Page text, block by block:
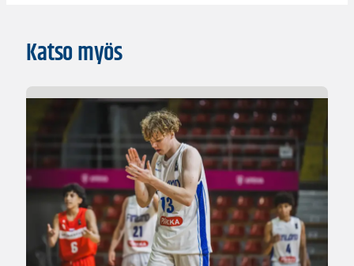
Katso myös